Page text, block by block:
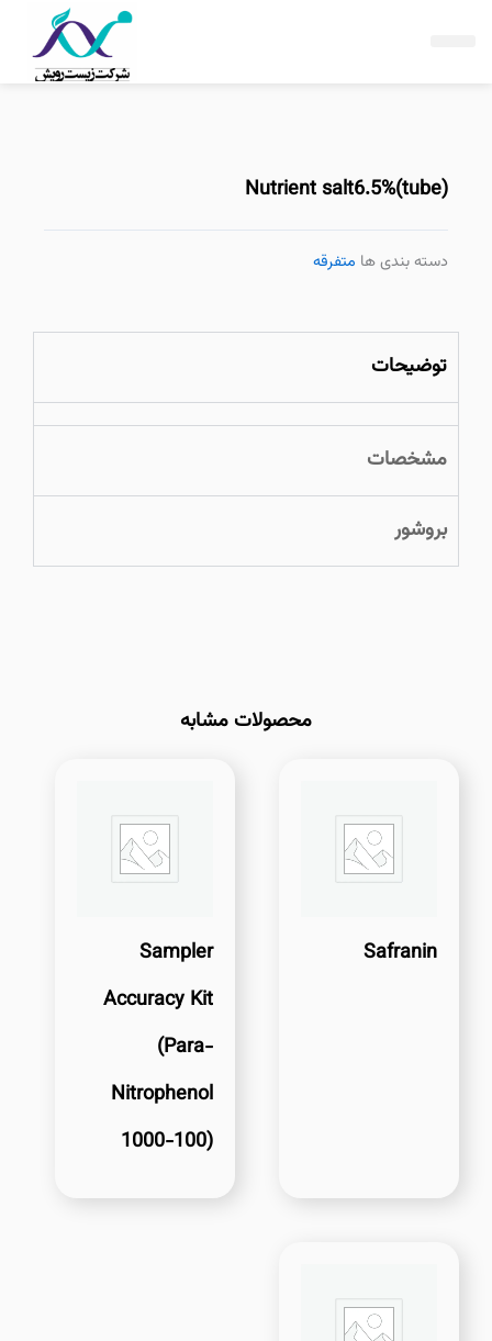
Nutrient salt6.5%(tube)
دسته بندی ها متفرقه
توضیحات
مشخصات
بروشور
محصولات مشابه
Safranin
Sampler
Accuracy Kit
(Para-
Nitrophenol
1000-100)